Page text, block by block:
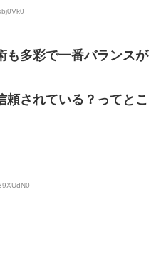
多彩で一番バランスが
されている？ってとこ